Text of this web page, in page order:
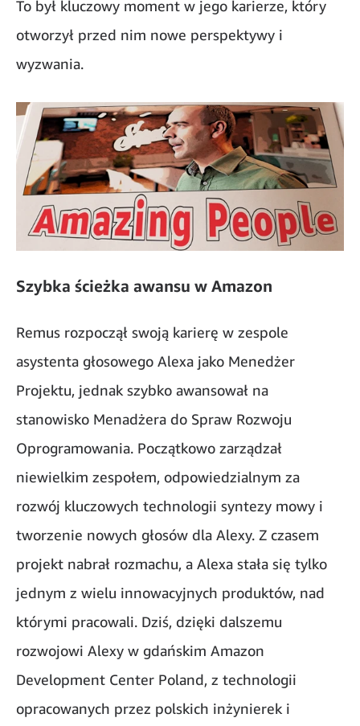
To był kluczowy moment w jego karierze, który
otworzył przed nim nowe perspektywy i
wyzwania.
Szybka ścieżka awansu w Amazon
Remus rozpoczął swoją karierę w zespole
asystenta głosowego Alexa jako Menedżer
Projektu, jednak szybko awansował na
stanowisko Menadżera do Spraw Rozwoju
Oprogramowania. Początkowo zarządzał
niewielkim zespołem, odpowiedzialnym za
rozwój kluczowych technologii syntezy mowy i
tworzenie nowych głosów dla Alexy. Z czasem
projekt nabrał rozmachu, a Alexa stała się tylko
jednym z wielu innowacyjnych produktów, nad
którymi pracowali. Dziś, dzięki dalszemu
rozwojowi Alexy w gdańskim Amazon
Development Center Poland, z technologii
opracowanych przez polskich inżynierek i